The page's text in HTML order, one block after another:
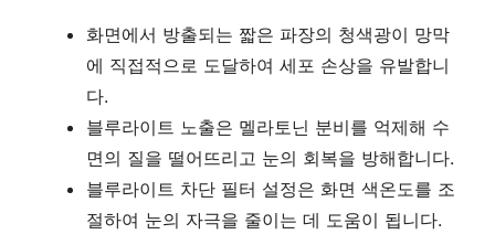
화면에서 방출되는 짧은 파장의 청색광이 망막
에 직접적으로 도달하여 세포 손상을 유발합니
다.
블루라이트 노출은 멜라토닌 분비를 억제해 수
면의 질을 떨어뜨리고 눈의 회복을 방해합니다.
블루라이트 차단 필터 설정은 화면 색온도를 조
절하여 눈의 자극을 줄이는 데 도움이 됩니다.